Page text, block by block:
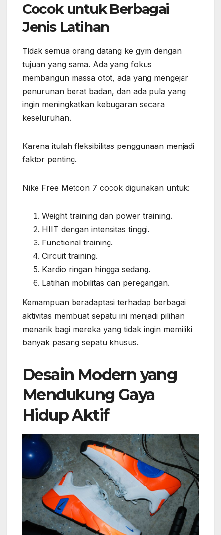
Cocok untuk Berbagai
Jenis Latihan
Tidak semua orang datang ke gym dengan
tujuan yang sama. Ada yang fokus
membangun massa otot, ada yang mengejar
penurunan berat badan, dan ada pula yang
ingin meningkatkan kebugaran secara
keseluruhan.
Karena itulah fleksibilitas penggunaan menjadi
faktor penting.
Nike Free Metcon 7 cocok digunakan untuk:
Weight training dan power training.
HIIT dengan intensitas tinggi.
Functional training.
Circuit training.
Kardio ringan hingga sedang.
Latihan mobilitas dan peregangan.
Kemampuan beradaptasi terhadap berbagai
aktivitas membuat sepatu ini menjadi pilihan
menarik bagi mereka yang tidak ingin memiliki
banyak pasang sepatu khusus.
Desain Modern yang
Mendukung Gaya
Hidup Aktif